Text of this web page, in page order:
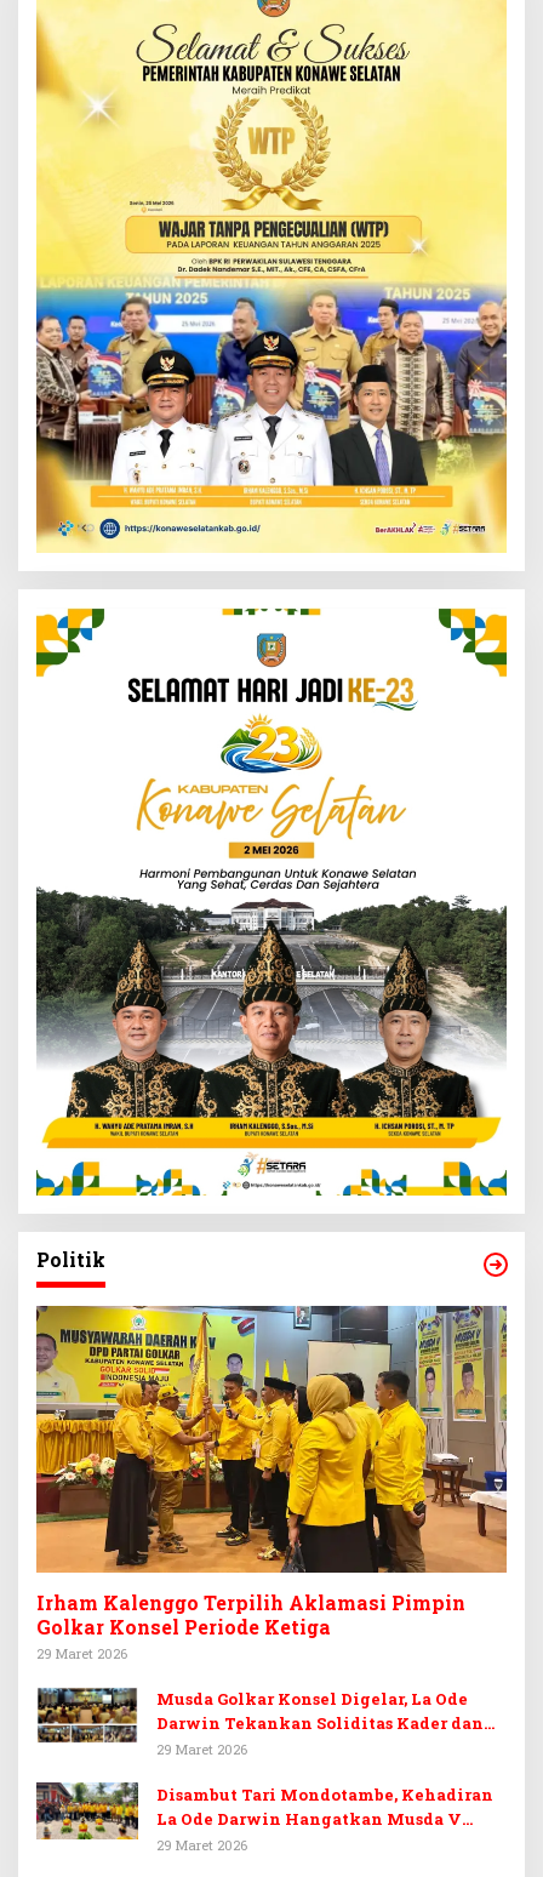
Politik
Irham Kalenggo Terpilih Aklamasi Pimpin
Golkar Konsel Periode Ketiga
29 Maret 2026
Musda Golkar Konsel Digelar, La Ode
Darwin Tekankan Soliditas Kader dan
Target 14 Kursi DPRD Konawe Selatan
29 Maret 2026
Disambut Tari Mondotambe, Kehadiran
La Ode Darwin Hangatkan Musda V
Golkar Konsel
29 Maret 2026